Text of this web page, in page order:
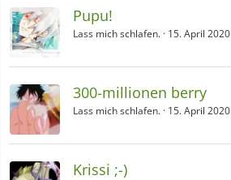
Pupu!
Lass mich schlafen. 15. April 2020
300-millionen berry
Lass mich schlafen. 15. April 2020
Krissi ;-)